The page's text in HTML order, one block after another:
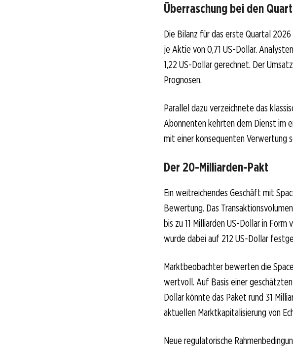
Überraschung bei den
Die Bilanz für das erste Quartal
je Aktie von 0,71 US-Dollar.
1,22 US-Dollar gerechnet. Der
Prognosen.
Parallel dazu verzeichnete das
Abonnenten kehrten dem Dienst im
mit einer konsequenten Verwertung
Der 20-Milliarden-Pakt
Ein weitreichendes Geschäft mit
Bewertung. Das
bis zu 11 Milliarden US-Dollar in
wurde dabei auf 212 US-Dollar
Marktbeobachter bewerten die
wertvoll. Auf Basis einer
Dollar könnte das Paket rund 31
aktuellen Marktkapitalisierung von
Neue regulatorische